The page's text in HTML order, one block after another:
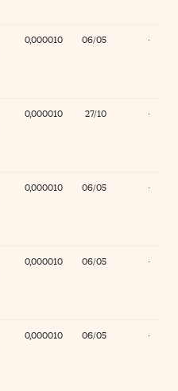
0,000010 06/05 ·
0,000010 27/10 ·
0,000010 06/05 ·
0,000010 06/05 ·
0,000010 06/05 ·